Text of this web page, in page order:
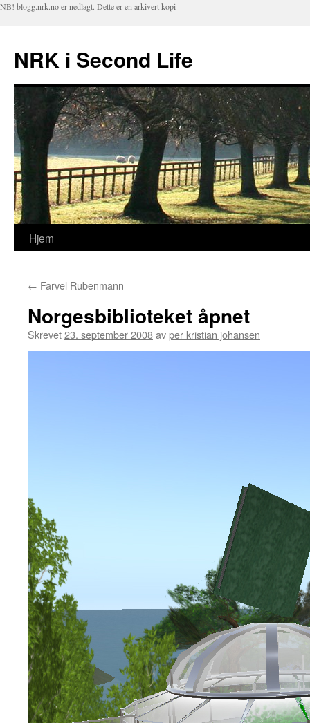
NB! blogg.nrk.no er nedlagt. Dette er en arkivert kopi
NRK i Second Life
Hopp
innhold
Hjem
← Farvel Rubenmann
Norgesbiblioteket åpnet
Skrevet23. september 2008avper kristian johansen